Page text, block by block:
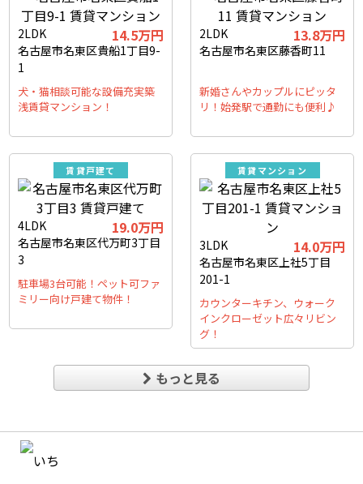
2LDK 14.5万円
名古屋市名東区貴船1丁目9-
1
犬・猫相談可能な設備充実築
浅賃貸マンション！
2LDK 13.8万円
名古屋市名東区藤香町11
新婚さんやカップルにピッタ
リ！始発駅で通勤にも便利♪
賃貸戸建て
4LDK 19.0万円
名古屋市名東区代万町3丁目
3
駐車場3台可能！ペット可ファ
ミリー向け戸建て物件！
賃貸マンション
3LDK 14.0万円
名古屋市名東区上社5丁目
201-1
カウンターキチン、ウォーク
インクローゼット広々リビン
グ！
もっと見る